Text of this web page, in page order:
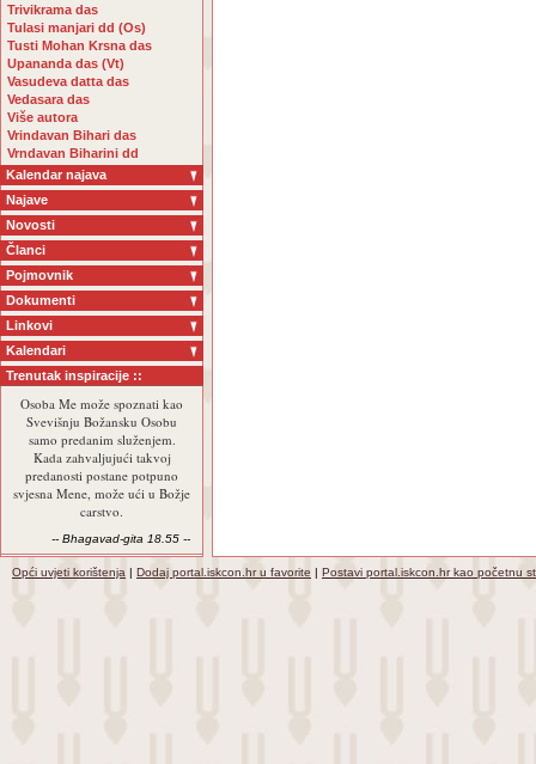
Trivikrama das
Tulasi manjari dd (Os)
Tusti Mohan Krsna das
Upananda das (Vt)
Vasudeva datta das
Vedasara das
Više autora
Vrindavan Bihari das
Vrndavan Biharini dd
Kalendar najava
Najave
Novosti
Članci
Pojmovnik
Dokumenti
Linkovi
Kalendari
Trenutak inspiracije ::
Osoba Me može spoznati kao
Svevišnju Božansku Osobu
samo predanim služenjem.
Kada zahvaljujući takvoj
predanosti postane potpuno
svjesna Mene, može ući u Božje
carstvo.
-- Bhagavad-gita 18.55 --
Opći uvjeti korištenja | Dodaj portal.iskcon.hr u favorite | Postavi portal.iskcon.hr kao početnu